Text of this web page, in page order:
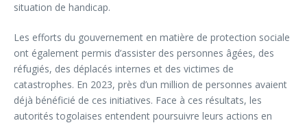
situation de handicap.
Les efforts du gouvernement en matière de protection sociale
ont également permis d’assister des personnes âgées, des
réfugiés, des déplacés internes et des victimes de
catastrophes. En 2023, près d’un million de personnes avaient
déjà bénéficié de ces initiatives. Face à ces résultats, les
autorités togolaises entendent poursuivre leurs actions en